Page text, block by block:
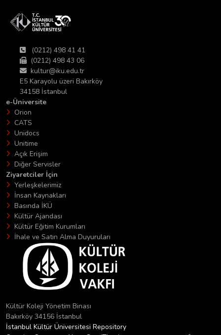
(0212) 498 41 41
(0212) 498 43 06
kultur@iku.edu.tr
E5 Karayolu üzeri Bakırköy
34158 İstanbul
e-Üniversite
Orion
CATS
Unidocs
Unitime
Açık Erişim
Diğer Servisler
Ziyaretciler İçin
Yerleşkelerimiz
İnsan Kaynakları
Basında İKÜ
Kültür Ajandası
Kültür Eğitim Kurumları
İhale ve Satın Alma Duyuruları
Kültür Koleji Yönetim Binası
Bakırköy 34156 İstanbul
İstanbul Kültür Üniversitesi Repository